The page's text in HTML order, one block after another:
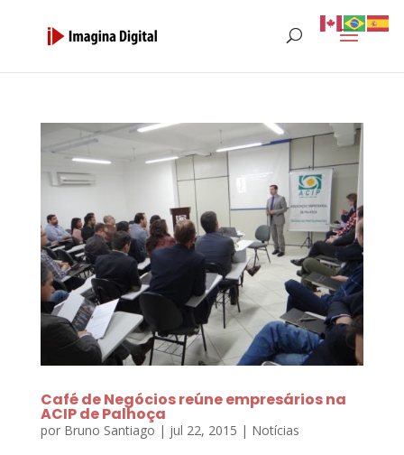
Café de Negócios reúne empresários na
ACIP de Palhoça
por Bruno Santiago | jul 22, 2015 | Notícias